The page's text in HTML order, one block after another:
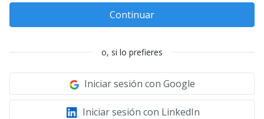
Continuar
o, si lo prefieres
Iniciar sesión con Google
Iniciar sesión con LinkedIn